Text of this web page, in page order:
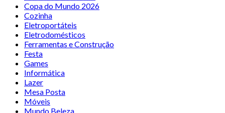
Copa do Mundo 2026
Cozinha
Eletroportáteis
Eletrodomésticos
Ferramentas e Construção
Festa
Games
Informática
Lazer
Mesa Posta
Móveis
Mundo Beleza